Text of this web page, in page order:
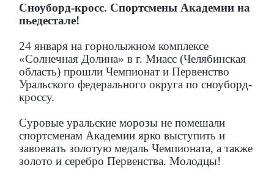
Сноуборд-кросс. Спортсмены Академии на
пьедестале!
24 января на горнолыжном комплексе
«Солнечная Долина» в г. Миасс (Челябинская
область) прошли Чемпионат и Первенство
Уральского федерального округа по сноуборд-
кроссу.
Суровые уральские морозы не помешали
спортсменам Академии ярко выступить и
завоевать золотую медаль Чемпионата, а также
золото и серебро Первенства. Молодцы!